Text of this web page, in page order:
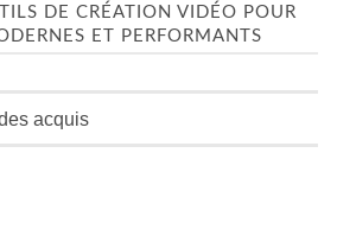
DE CRÉATION VIDÉO POUR
ET PERFORMANTS
acquis